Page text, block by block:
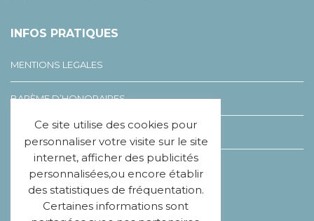
INFOS PRATIQUES
MENTIONS LEGALES
BARÈME D’HONORAIRES
LEXIQUE DU VIAGER
CHARTE ÉTHIQUE
Ce site utilise des cookies pour
personnaliser votre visite sur le site
internet, afficher des publicités
personnalisées,ou encore établir
des statistiques de fréquentation.
Certaines informations sont